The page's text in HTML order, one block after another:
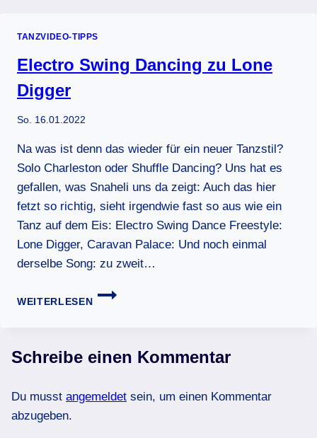
TANZVIDEO-TIPPS
Electro Swing Dancing zu Lone
Digger
So. 16.01.2022
Na was ist denn das wieder für ein neuer Tanzstil?
Solo Charleston oder Shuffle Dancing? Uns hat es
gefallen, was Snaheli uns da zeigt: Auch das hier
fetzt so richtig, sieht irgendwie fast so aus wie ein
Tanz auf dem Eis: Electro Swing Dance Freestyle:
Lone Digger, Caravan Palace: Und noch einmal
derselbe Song: zu zweit…
WEITERLESEN
ELECTRO
SWING
LONE
DIGGER
Schreibe einen Kommentar
Du musst angemeldet sein, um einen Kommentar
abzugeben.